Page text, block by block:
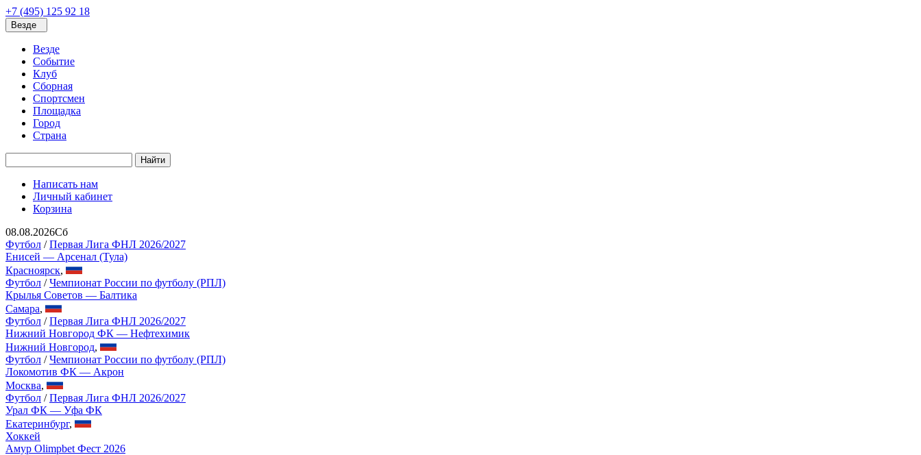
+7 (495) 125 92 18
Везде
Везде
Событие
Клуб
Сборная
Спортсмен
Площадка
Город
Страна
Найти
Написать нам
Личный кабинет
Корзина
08.08.2026Сб
Футбол /Первая Лига ФНЛ 2026/2027
Енисей — Арсенал (Тула)
Красноярск,
Футбол /Чемпионат России по футболу (РПЛ)
Крылья Советов — Балтика
Самара,
Футбол /Первая Лига ФНЛ 2026/2027
Нижний Новгород ФК — Нефтехимик
Нижний Новгород,
Футбол /Чемпионат России по футболу (РПЛ)
Локомотив ФК — Акрон
Москва,
Футбол /Первая Лига ФНЛ 2026/2027
Урал ФК — Уфа ФК
Екатеринбург,
Хоккей
Амур Olimpbet Фест 2026